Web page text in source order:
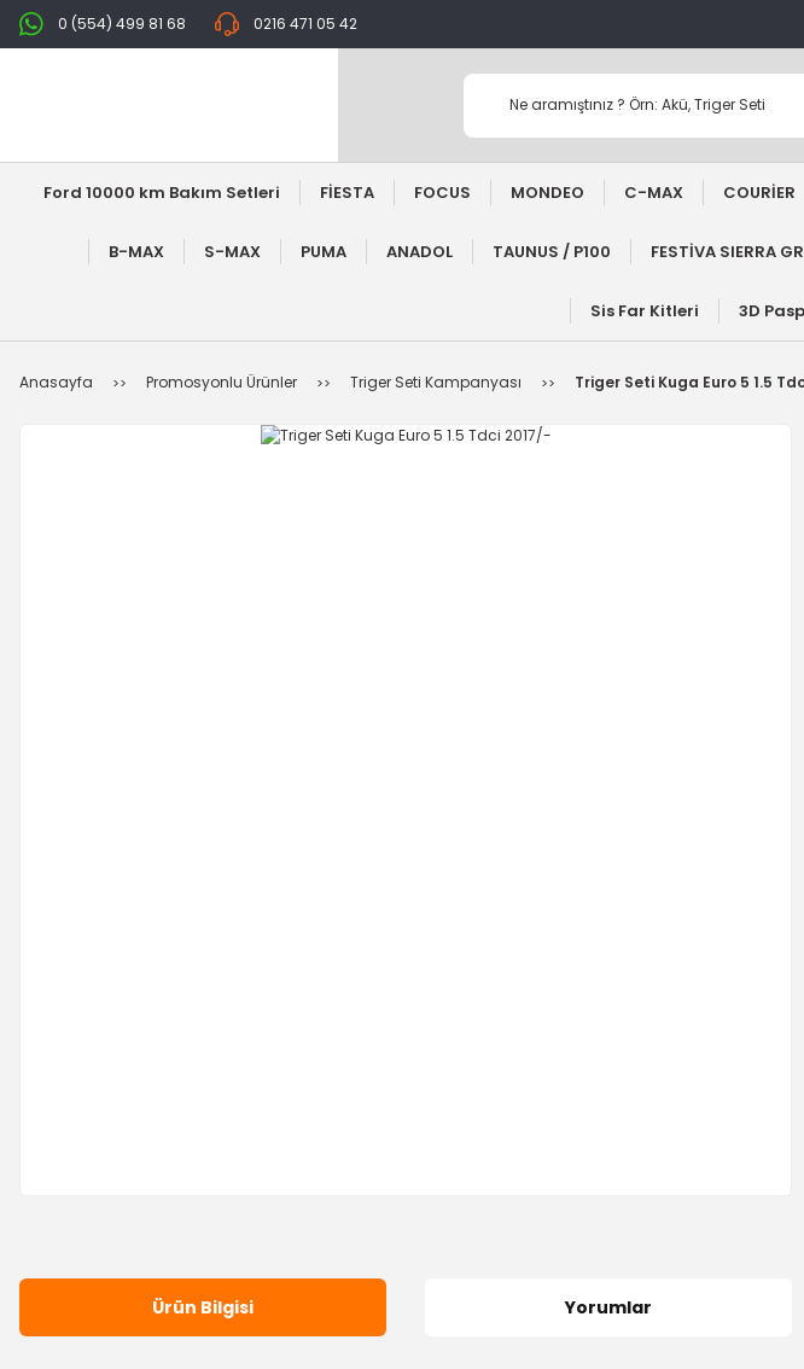
0 (554) 499 81 68 0216 471 05 42
Ford 10000 km Bakım Setleri FİESTA FOCUS MONDEO C-MAX COURİER
B-MAX S-MAX PUMA ANADOL TAUNUS / P100 FESTİVA SIERRA
Sis Far Kitleri 3D
Anasayfa Promosyonlu Ürünler Triger Seti Kampanyası Triger Seti Kuga Euro 5 1.5
Ürün Bilgisi Yorumlar